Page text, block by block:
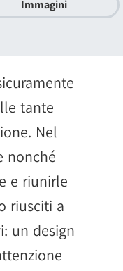
Immagini
tante
Nel
nonché
e riunirle
riusciti a
un design